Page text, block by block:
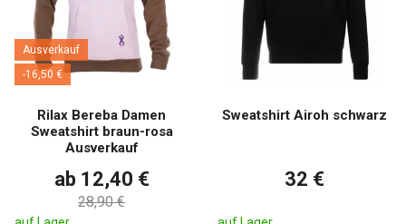
Ausverkauf
-16,50 €
Rilax Bereba Damen
Sweatshirt braun-rosa
Ausverkauf
ab 12,40 €
28,90 €
Sweatshirt Airoh schwarz
32 €